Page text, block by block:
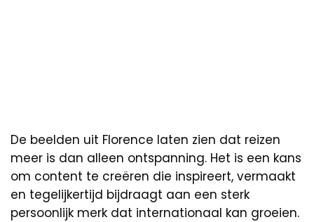
De beelden uit Florence laten zien dat reizen
meer is dan alleen ontspanning. Het is een kans
om content te creëren die inspireert, vermaakt
en tegelijkertijd bijdraagt aan een sterk
persoonlijk merk dat internationaal kan groeien.